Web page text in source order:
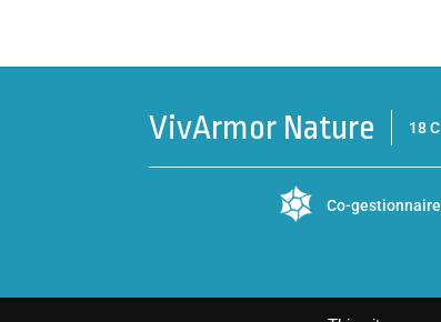
VivArmor Nature 18
Co-